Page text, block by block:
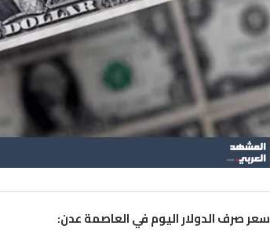
سعر صرف الدولار اليوم في العاصمة عدن: